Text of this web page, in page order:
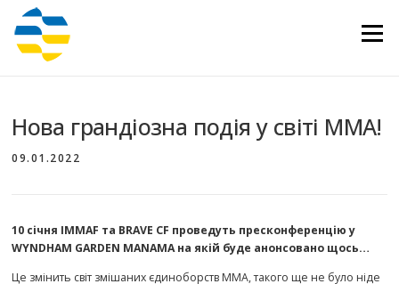
Перейти
вмісту
Меню
Нова грандіозна подія у світі ММА!
09.01.2022
10 січня IMMAF та BRAVE CF проведуть пресконференцію у
WYNDHAM GARDEN MANAMA на якій буде анонсовано щось…
Це змінить світ змішаних єдиноборств ММА, такого ще не було ніде